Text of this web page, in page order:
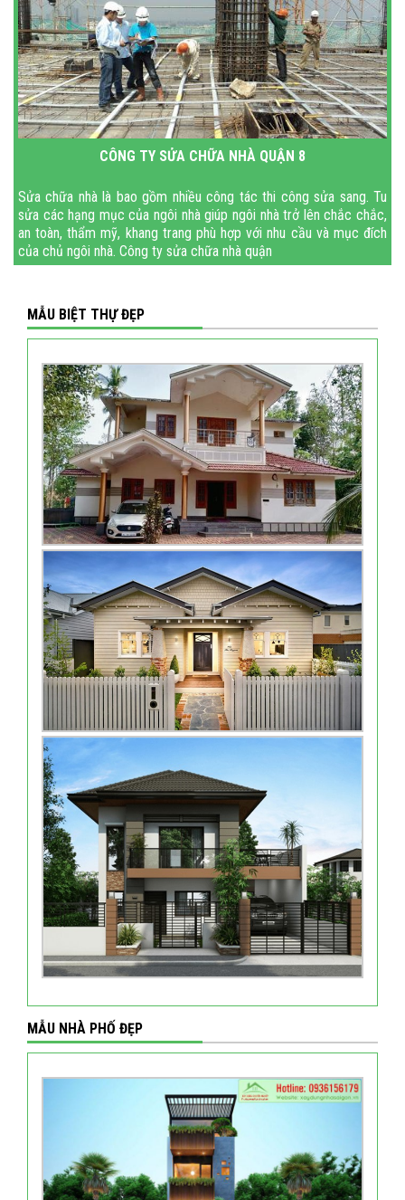
CÔNG TY SỬA CHỮA NHÀ QUẬN 8
Sửa chữa nhà là bao gồm nhiều công tác thi công sửa sang. Tu
sửa các hạng mục của ngôi nhà giúp ngôi nhà trở lên chắc chắc,
an toàn, thẩm mỹ, khang trang phù hợp với nhu cầu và mục đích
của chủ ngôi nhà. Công ty sửa chữa nhà quận
MẪU BIỆT THỰ ĐẸP
MẪU NHÀ PHỐ ĐẸP